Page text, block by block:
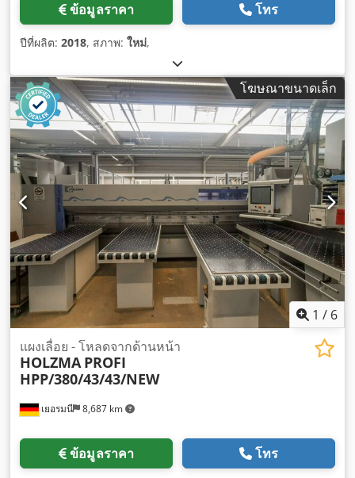
ข้อมูลราคา โทร
ปีที่ผลิต: 2018, สภาพ: ใหม่,
โฆษณาขนาดเล็ก
1 / 6
เยอรมนี 8,687 km
แผงเลื่อย - โหลดจากด้านหน้า
HOLZMA PROFI
HPP/380/43/43/NEW
ข้อมูลราคา โทร